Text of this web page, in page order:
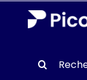
Passer
Search